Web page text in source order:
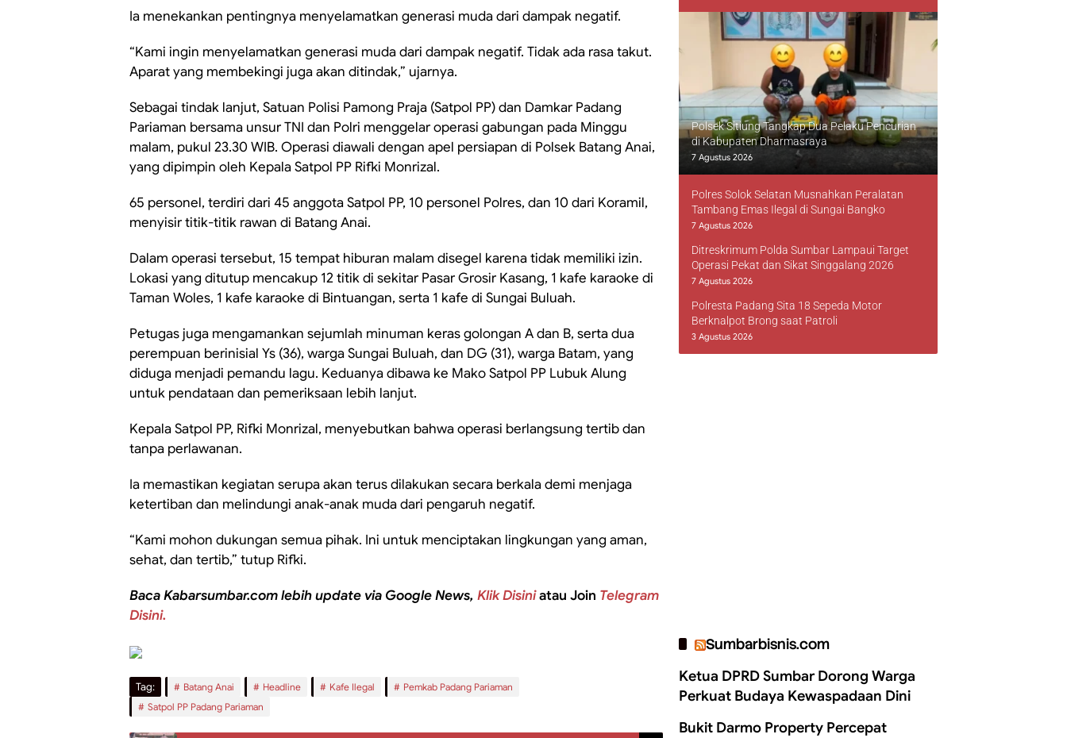
Ia menekankan pentingnya menyelamatkan generasi muda dari dampak negatif.
“Kami ingin menyelamatkan generasi muda dari dampak negatif. Tidak ada rasa takut.
Aparat yang membekingi juga akan ditindak,” ujarnya.
Sebagai tindak lanjut, Satuan Polisi Pamong Praja (Satpol PP) dan Damkar Padang
Pariaman bersama unsur TNI dan Polri menggelar operasi gabungan pada Minggu
malam, pukul 23.30 WIB. Operasi diawali dengan apel persiapan di Polsek Batang Anai,
yang dipimpin oleh Kepala Satpol PP Rifki Monrizal.
65 personel, terdiri dari 45 anggota Satpol PP, 10 personel Polres, dan 10 dari Koramil,
menyisir titik-titik rawan di Batang Anai.
Dalam operasi tersebut, 15 tempat hiburan malam disegel karena tidak memiliki izin.
Lokasi yang ditutup mencakup 12 titik di sekitar Pasar Grosir Kasang, 1 kafe karaoke di
Taman Woles, 1 kafe karaoke di Bintuangan, serta 1 kafe di Sungai Buluah.
Petugas juga mengamankan sejumlah minuman keras golongan A dan B, serta dua
perempuan berinisial Ys (36), warga Sungai Buluah, dan DG (31), warga Batam, yang
diduga menjadi pemandu lagu. Keduanya dibawa ke Mako Satpol PP Lubuk Alung
untuk pendataan dan pemeriksaan lebih lanjut.
Kepala Satpol PP, Rifki Monrizal, menyebutkan bahwa operasi berlangsung tertib dan
tanpa perlawanan.
Ia memastikan kegiatan serupa akan terus dilakukan secara berkala demi menjaga
ketertiban dan melindungi anak-anak muda dari pengaruh negatif.
“Kami mohon dukungan semua pihak. Ini untuk menciptakan lingkungan yang aman,
sehat, dan tertib,” tutup Rifki.
Baca Kabarsumbar.com lebih update via Google News, Klik Disiniatau Join Telegram
Disini.
Tag: Batang Anai Headline Kafe Ilegal
Pemkab Padang Pariaman
Satpol PP Padang Pariaman
Polsek Sitiung Tangkap Dua Pelaku Pencurian
di Kabupaten Dharmasraya
7 Agustus 2026
Polres Solok Selatan Musnahkan Peralatan
Tambang Emas Ilegal di Sungai Bangko
7 Agustus 2026
Ditreskrimum Polda Sumbar Lampaui Target
Operasi Pekat dan Sikat Singgalang 2026
7 Agustus 2026
Polresta Padang Sita 18 Sepeda Motor
Berknalpot Brong saat Patroli
3 Agustus 2026
Sumbarbisnis.com
Ketua DPRD Sumbar Dorong Warga
Perkuat Budaya Kewaspadaan Dini
Bukit Darmo Property Percepat